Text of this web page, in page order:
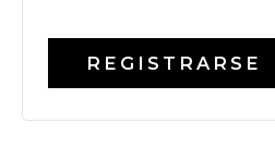
REGISTRARSE